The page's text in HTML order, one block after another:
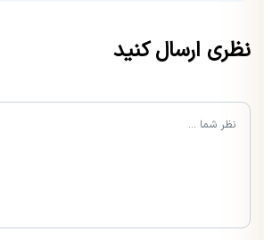
نظری ارسال کنید